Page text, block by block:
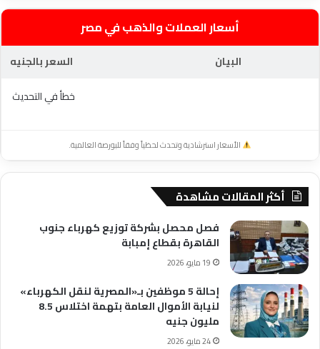
أسعار العملات والذهب في مصر
البيان
السعر بالجنيه
خطأ في التحديث
الأسعار استرشادية وتحدث لحظياً وفقاً للبورصة العالمية.
أكثر المقالات مشاهدة
فصل محصل بشركة توزيع كهرباء جنوب
القاهرة بقطاع إمبابة
19 مايو، 2026
إحالة 5 موظفين بـ«المصرية لنقل الكهرباء»
لنيابة الأموال العامة بتهمة اختلاس 8.5
مليون جنيه
24 مايو، 2026